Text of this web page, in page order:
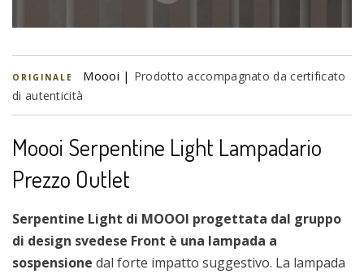
ORIGINALE Moooi | Prodotto accompagnato da certificato
di autenticità
Moooi Serpentine Light Lampadario
Prezzo Outlet
Serpentine Light di MOOOI progettata dal gruppo
di design svedese Front è una lampada a
sospensione dal forte impatto suggestivo. La lampada